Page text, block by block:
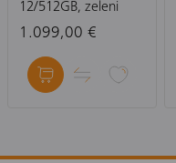
12/512GB, zeleni
1.099,00 €